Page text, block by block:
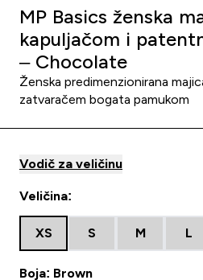
MP Basics ženska
kapuljačom i
– Chocolate
Ženska predimenzionirana
zatvaračem bogata pamukom
Vodič za veličinu
Veličina:
XS S M L
Boja: Brown